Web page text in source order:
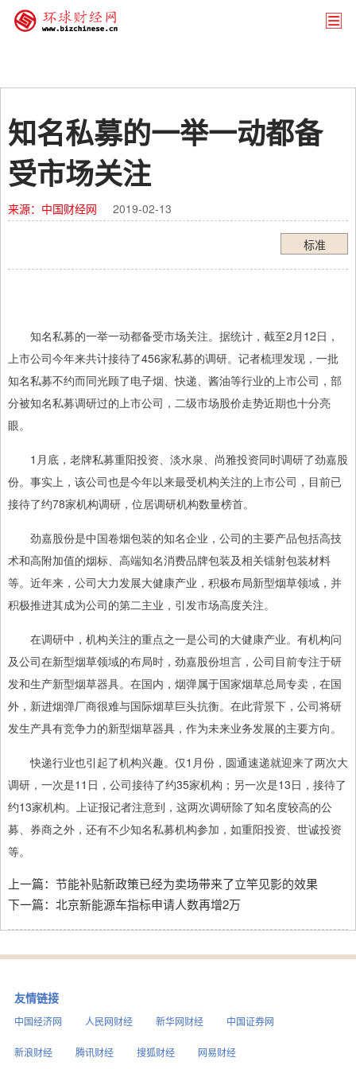
知名私募的一举一动都备
受市场关注
来源：中国财经网 2019-02-13
标准
知名私募的一举一动都备受市场关注。据统计，截至2月12日，
上市公司今年来共计接待了456家私募的调研。记者梳理发现，一批
知名私募不约而同光顾了电子烟、快递、酱油等行业的上市公司，部
分被知名私募调研过的上市公司，二级市场股价走势近期也十分亮
眼。
1月底，老牌私募重阳投资、淡水泉、尚雅投资同时调研了劲嘉股
份。事实上，该公司也是今年以来最受机构关注的上市公司，目前已
接待了约78家机构调研，位居调研机构数量榜首。
劲嘉股份是中国卷烟包装的知名企业，公司的主要产品包括高技
术和高附加值的烟标、高端知名消费品牌包装及相关镭射包装材料
等。近年来，公司大力发展大健康产业，积极布局新型烟草领域，并
积极推进其成为公司的第二主业，引发市场高度关注。
在调研中，机构关注的重点之一是公司的大健康产业。有机构问
及公司在新型烟草领域的布局时，劲嘉股份坦言，公司目前专注于研
发和生产新型烟草器具。在国内，烟弹属于国家烟草总局专卖，在国
外，新进烟弹厂商很难与国际烟草巨头抗衡。在此背景下，公司将研
发生产具有竞争力的新型烟草器具，作为未来业务发展的主要方向。
快递行业也引起了机构兴趣。仅1月份，圆通速递就迎来了两次大
调研，一次是11日，公司接待了约35家机构；另一次是13日，接待了
约13家机构。上证报记者注意到，这两次调研除了知名度较高的公
募、券商之外，还有不少知名私募机构参加，如重阳投资、世诚投资
等。
上一篇： 节能补贴新政策已经为卖场带来了立竿见影的效果
下一篇： 北京新能源车指标申请人数再增2万
友情链接
中国经济网 人民网财经 新华网财经 中国证券网
新浪财经 腾讯财经 搜狐财经 网易财经